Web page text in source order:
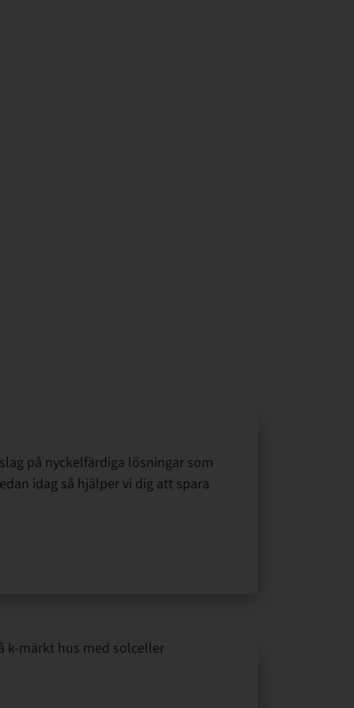
på nyckelfärdiga lösningar som
idag så hjälper vi dig att spara